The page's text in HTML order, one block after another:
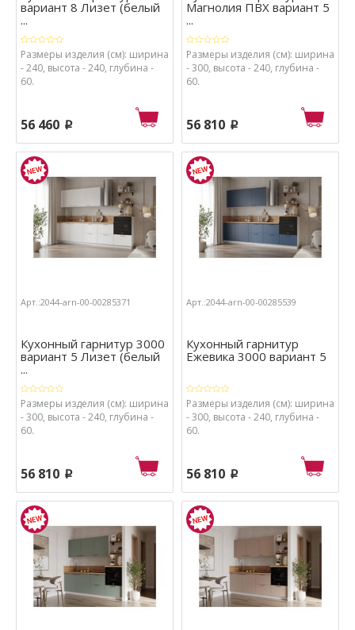
вариант 8 Лизет (белый
...
Размеры изделия (см): ширина
- 240, высота - 240, глубина -
60.
56 460 p
Магнолия ПВХ вариант 5
...
Размеры изделия (см): ширина
- 300, высота - 240, глубина -
60.
56 810 p
Арт.:2044-arn-00-00285371
Кухонный гарнитур 3000
вариант 5 Лизет (белый
...
Размеры изделия (см): ширина
- 300, высота - 240, глубина -
60.
56 810 p
Арт.:2044-arn-00-00285539
Кухонный гарнитур
Ежевика 3000 вариант 5
Размеры изделия (см): ширина
- 300, высота - 240, глубина -
60.
56 810 p